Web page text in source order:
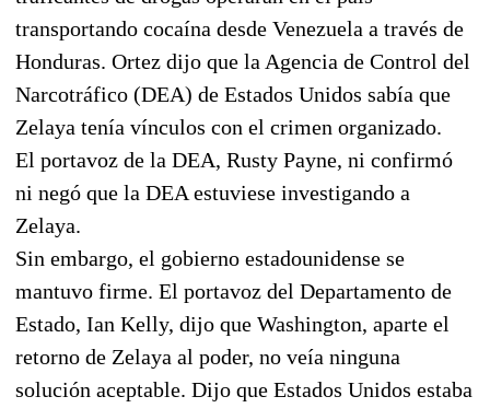
transportando cocaína desde Venezuela a través de
Honduras. Ortez dijo que la Agencia de Control del
Narcotráfico (DEA) de Estados Unidos sabía que
Zelaya tenía vínculos con el crimen organizado.
El portavoz de la DEA, Rusty Payne, ni confirmó
ni negó que la DEA estuviese investigando a
Zelaya.
Sin embargo, el gobierno estadounidense se
mantuvo firme. El portavoz del Departamento de
Estado, Ian Kelly, dijo que Washington, aparte el
retorno de Zelaya al poder, no veía ninguna
solución aceptable. Dijo que Estados Unidos estaba